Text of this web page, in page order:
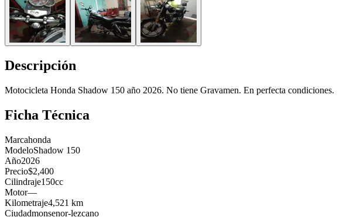
Descripción
Motocicleta Honda Shadow 150 año 2026. No tiene Gravamen. En perfecta condiciones.
Ficha Técnica
Marcahonda
ModeloShadow 150
Año2026
Precio$2,400
Cilindraje150cc
Motor—
Kilometraje4,521 km
Ciudadmonsenor-lezcano